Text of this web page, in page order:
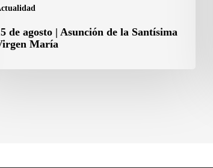
de agosto | Asunción de la Santísima
María